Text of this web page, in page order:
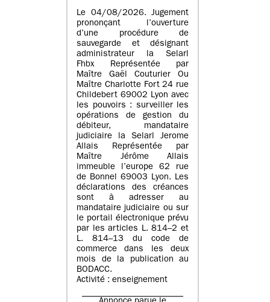
Le 04/08/2026. Jugement
prononçant l’ouverture
d’une procédure de
sauvegarde et désignant
administrateur la Selarl
Fhbx Représentée par
Maître Gaël Couturier Ou
Maître Charlotte Fort 24 rue
Childebert 69002 Lyon avec
les pouvoirs : surveiller les
opérations de gestion du
débiteur, mandataire
judiciaire la Selarl Jerome
Allais Représentée par
Maître Jérôme Allais
immeuble l’europe 62 rue
de Bonnel 69003 Lyon. Les
déclarations des créances
sont à adresser au
mandataire judiciaire ou sur
le portail électronique prévu
par les articles L. 814–2 et
L. 814–13 du code de
commerce dans les deux
mois de la publication au
BODACC.
Activité : enseignement